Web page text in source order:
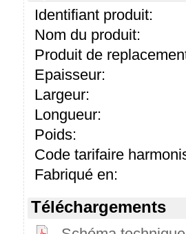
Identifiant produit:
Nom du produit:
Produit de
Epaisseur:
Largeur:
Longueur:
Poids:
Code tarifaire
Fabriqué en:
Téléchargements